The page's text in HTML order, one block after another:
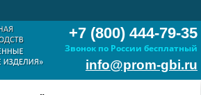
+7 (800) 444-79-35
Звонок по России бесплатный
info@prom-gbi.ru